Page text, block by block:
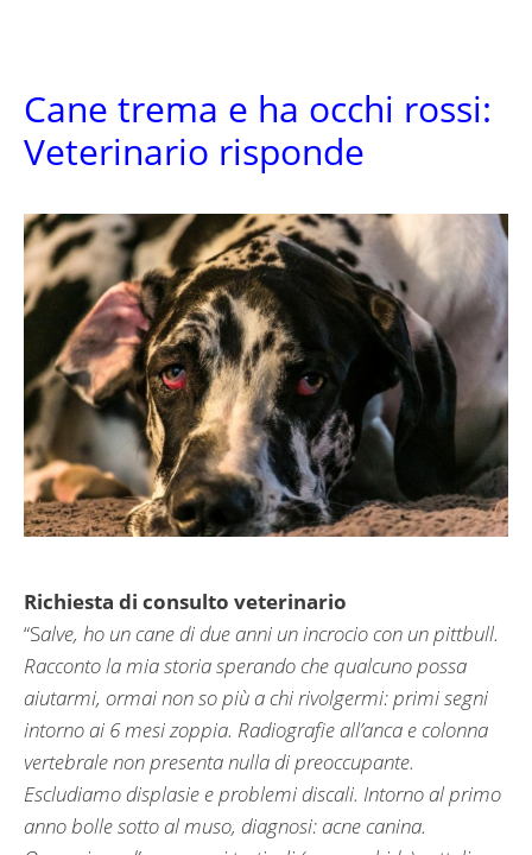
Cane trema e ha occhi rossi:
Veterinario risponde
Richiesta di consulto veterinario
“Salve, ho un cane di due anni un incrocio con un pittbull.
Racconto la mia storia sperando che qualcuno possa
aiutarmi, ormai non so più a chi rivolgermi: primi segni
intorno ai 6 mesi zoppia. Radiografie all’anca e colonna
vertebrale non presenta nulla di preoccupante.
Escludiamo displasie e problemi discali. Intorno al primo
anno bolle sotto al muso, diagnosi: acne canina.